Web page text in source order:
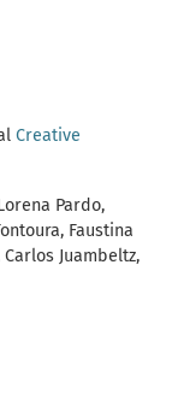
Creative
Pardo,
Faustina
Juambeltz,